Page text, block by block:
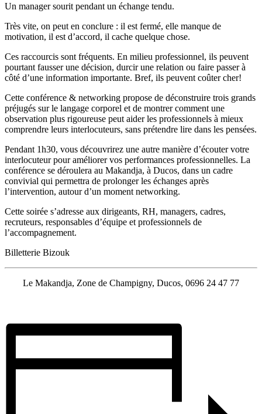
Un manager sourit pendant un échange tendu.
Très vite, on peut en conclure : il est fermé, elle manque de
motivation, il est d’accord, il cache quelque chose.
Ces raccourcis sont fréquents. En milieu professionnel, ils peuvent
pourtant fausser une décision, durcir une relation ou faire passer à
côté d’une information importante. Bref, ils peuvent coûter cher!
Cette conférence & networking propose de déconstruire trois grands
préjugés sur le langage corporel et de montrer comment une
observation plus rigoureuse peut aider les professionnels à mieux
comprendre leurs interlocuteurs, sans prétendre lire dans les pensées.
Pendant 1h30, vous découvrirez une autre manière d’écouter votre
interlocuteur pour améliorer vos performances professionnelles. La
conférence se déroulera au Makandja, à Ducos, dans un cadre
convivial qui permettra de prolonger les échanges après
l’intervention, autour d’un moment networking.
Cette soirée s’adresse aux dirigeants, RH, managers, cadres,
recruteurs, responsables d’équipe et professionnels de
l’accompagnement.
Billetterie Bizouk
Le Makandja, Zone de Champigny, Ducos, 0696 24 47 77